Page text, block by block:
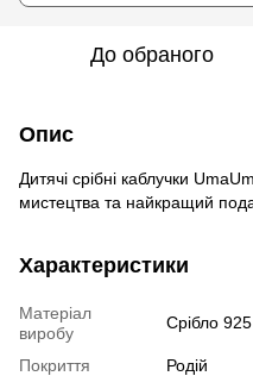
До обраного
Опис
Дитячі срібні каблучки
мистецтва та найкращий
Характеристики
Матеріал
виробу
Срібло 925
Покриття
Родій